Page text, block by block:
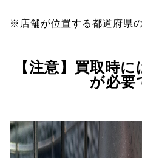
※店舗が位置する都道府県
【注意】買取時
が必要